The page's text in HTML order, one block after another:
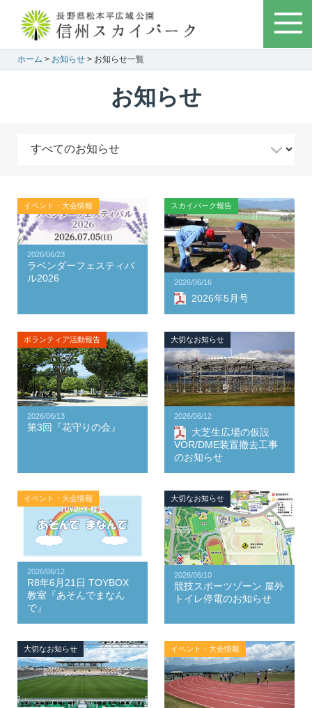
ホーム > お知らせ > お知らせ一覧
お知らせ
イベント・大会情報
2026/06/23
ラベンダーフェスティバ
ル2026
スカイパーク報告
2026/06/16
2026年5月号
ボランティア活動報告
2026/06/13
第3回『花守りの会』
大切なお知らせ
2026/06/12
大芝生広場の仮設
VOR/DME装置撤去工事
のお知らせ
イベント・大会情報
2026/06/12
R8年6月21日 TOYBOX
教室『あそんでまなん
で』
大切なお知らせ
2026/06/10
競技スポーツゾーン 屋外
トイレ停電のお知らせ
大切なお知らせ イベント・大会情報